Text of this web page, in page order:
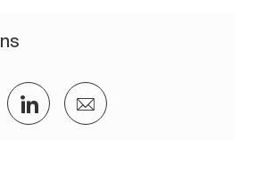
Facebook
via twitter
Delen via LinkedIn
Delen via e-mail